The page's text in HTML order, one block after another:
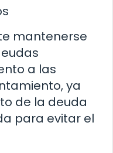
mantenerse
a las
ya
de la deuda
para evitar el